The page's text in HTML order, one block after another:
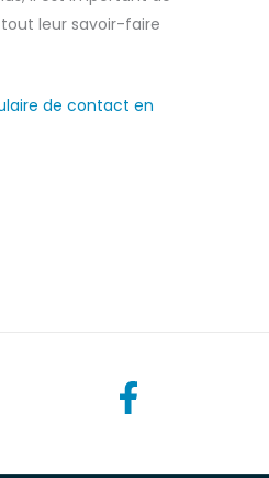
leur savoir-faire
de contact en